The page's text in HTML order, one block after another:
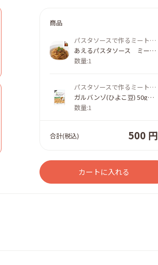
商品
パスタソースで作るミートカップピザ≪ハロウィン2024≫
あえるパスタソース ミートソース フォン・ド・ヴォー仕立て160g｜キユーピー
数量:1
パスタソースで作るミートカップピザ≪ハロウィン2024≫
ガルバンゾ(ひよこ豆) 50g｜サラダクラブ
数量:1
合計(税込) 500 円
カートに入れる